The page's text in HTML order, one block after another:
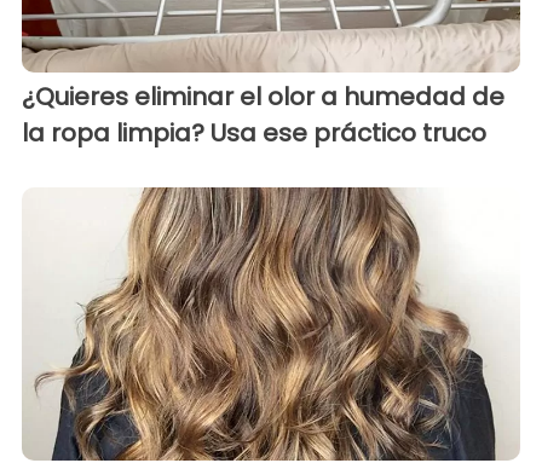
¿Quieres eliminar el olor a humedad de
la ropa limpia? Usa ese práctico truco